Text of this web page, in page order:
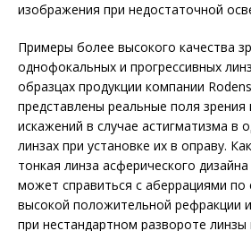
изображения при недостаточной
Примеры более высокого качества
однофокальных и прогрессивных
образцах продукции компании
представлены реальные поля
искажений в случае астигматизма в
линзах при установке их в оправу.
тонкая линза асферического
может справиться с аберрациями по
высокой положительной рефракции
при нестандартном развороте